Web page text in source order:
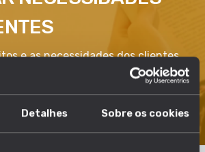
Detalhes Sobre os cookies
e as necessidades dos clientes
a fim de conceber e aplicar
de marketing e de vender mais
eficaz.